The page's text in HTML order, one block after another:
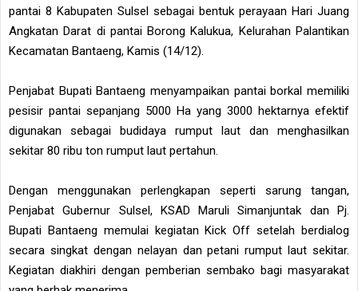
pantai 8 Kabupaten Sulsel sebagai bentuk perayaan Hari Juang
Angkatan Darat di pantai Borong Kalukua, Kelurahan Palantikan
Kecamatan Bantaeng, Kamis (14/12).
Penjabat Bupati Bantaeng menyampaikan pantai borkal memiliki
pesisir pantai sepanjang 5000 Ha yang 3000 hektarnya efektif
digunakan sebagai budidaya rumput laut dan menghasilkan
sekitar 80 ribu ton rumput laut pertahun.
Dengan menggunakan perlengkapan seperti sarung tangan,
Penjabat Gubernur Sulsel, KSAD Maruli Simanjuntak dan Pj.
Bupati Bantaeng memulai kegiatan Kick Off setelah berdialog
secara singkat dengan nelayan dan petani rumput laut sekitar.
Kegiatan diakhiri dengan pemberian sembako bagi masyarakat